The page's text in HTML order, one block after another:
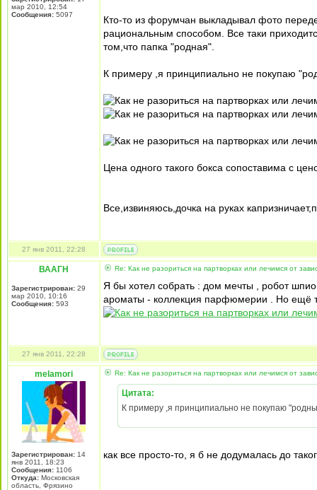
мар 2010, 12:54
Сообщения: 5097
Кто-то из форумчан выкладывал фото
рациональным способом. Все таки
том,что папка "родная".
К примеру ,я принципиально не покупаю
Цена одного такого бокса сопоставима с
Все,извиняюсь,дочка на руках
27 янв 2011, 22:28
ВААГН
Зарегистрирован: 29
мар 2010, 10:16
Сообщения: 593
Re: Как не разориться на партворках или лечимся от
Я бы хотел собрать : дом мечты , робот
ароматы - коллекция парфюмерии . Но ещё
27 янв 2011, 22:28
melamori
Зарегистрирован: 14
янв 2011, 18:23
Сообщения: 1106
Откуда: Московская
область, Фрязино
Re: Как не разориться на партворках или лечимся от
Цитата:
К примеру ,я принципиально не покупаю
как все просто-то, я б не додумалась до